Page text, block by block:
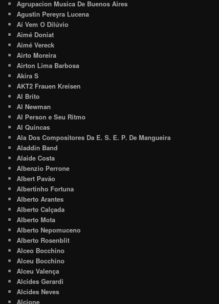
Agrupacion Musica De Buenos Aires
Agustin Pereyra Lucena
Aí Vem O Dilúvio
Aimé Doniat
Aimé Vereck
Airto Moreira
Airton Lima Barbosa
Akira S
AKT2 Frauen Kreisen
Al Brito
Al Newman
Al Person e Seu Ritmo
Al Quincas
Ala Dos Compositores Da E. S. E. P. De Mangueira
Aladdin Band
Alaide Costa
Albenzio Perrone
Albert Pavão
Albertinho Fortuna
Alberto Arantes
Alberto Calçada
Alberto Mota
Alberto Nepomuceno
Alberto Rosenblit
Alceo Bocchino
Alceu Bocchino
Alceu Valença
Alcides Gerardi
Alcides Neves
Alcione